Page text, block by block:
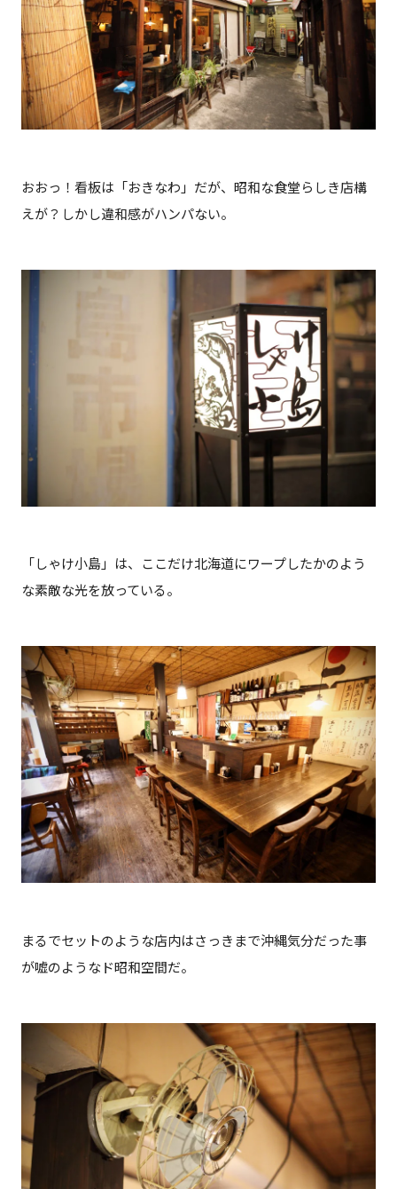
おおっ！看板は「おきなわ」だが、昭和な食堂らしき店構
えが？しかし違和感がハンパない。
「しゃけ小島」は、ここだけ北海道にワープしたかのよう
な素敵な光を放っている。
まるでセットのような店内はさっきまで沖縄気分だった事
が嘘のようなド昭和空間だ。